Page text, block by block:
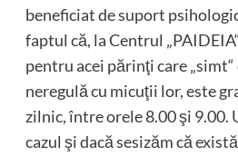
beneficiat de suport
faptul că, la Centrul
pentru acei părinţi care „simt“
neregulă cu micuţii lor, este
zilnic, între orele 8.00 şi 9.00.
cazul şi dacă sesizăm că